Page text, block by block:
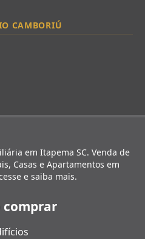
CAMBORIÚ
em Itapema SC. Venda de
Casas e Apartamentos em
e saiba mais.
comprar